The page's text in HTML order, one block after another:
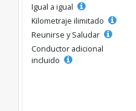
Igual a igual
Kilometraje ilimitado
Reunirse y Saludar
Conductor adicional
incluido